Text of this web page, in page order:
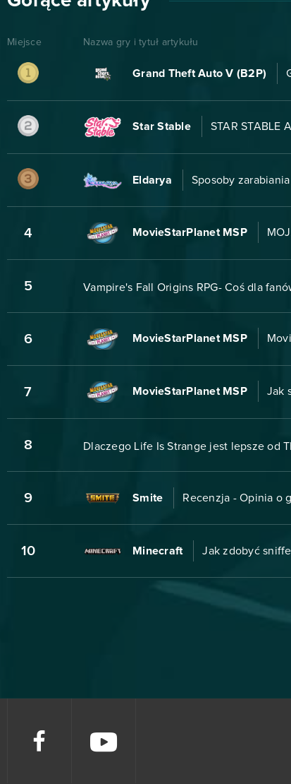
Miejsce Nazwa gry i tytuł artykułu
Grand Theft Auto V (B2P)
Star Stable STAR STABLE
Eldarya Sposoby
4 MovieStarPlanet MSP
5 Vampire's Fall Origins RPG- Coś dla
6 MovieStarPlanet MSP
7 MovieStarPlanet MSP Jak
8 Dlaczego Life Is Strange jest lepsze od
9 Smite Recenzja - Opinia o
10 Minecraft Jak zdobyć